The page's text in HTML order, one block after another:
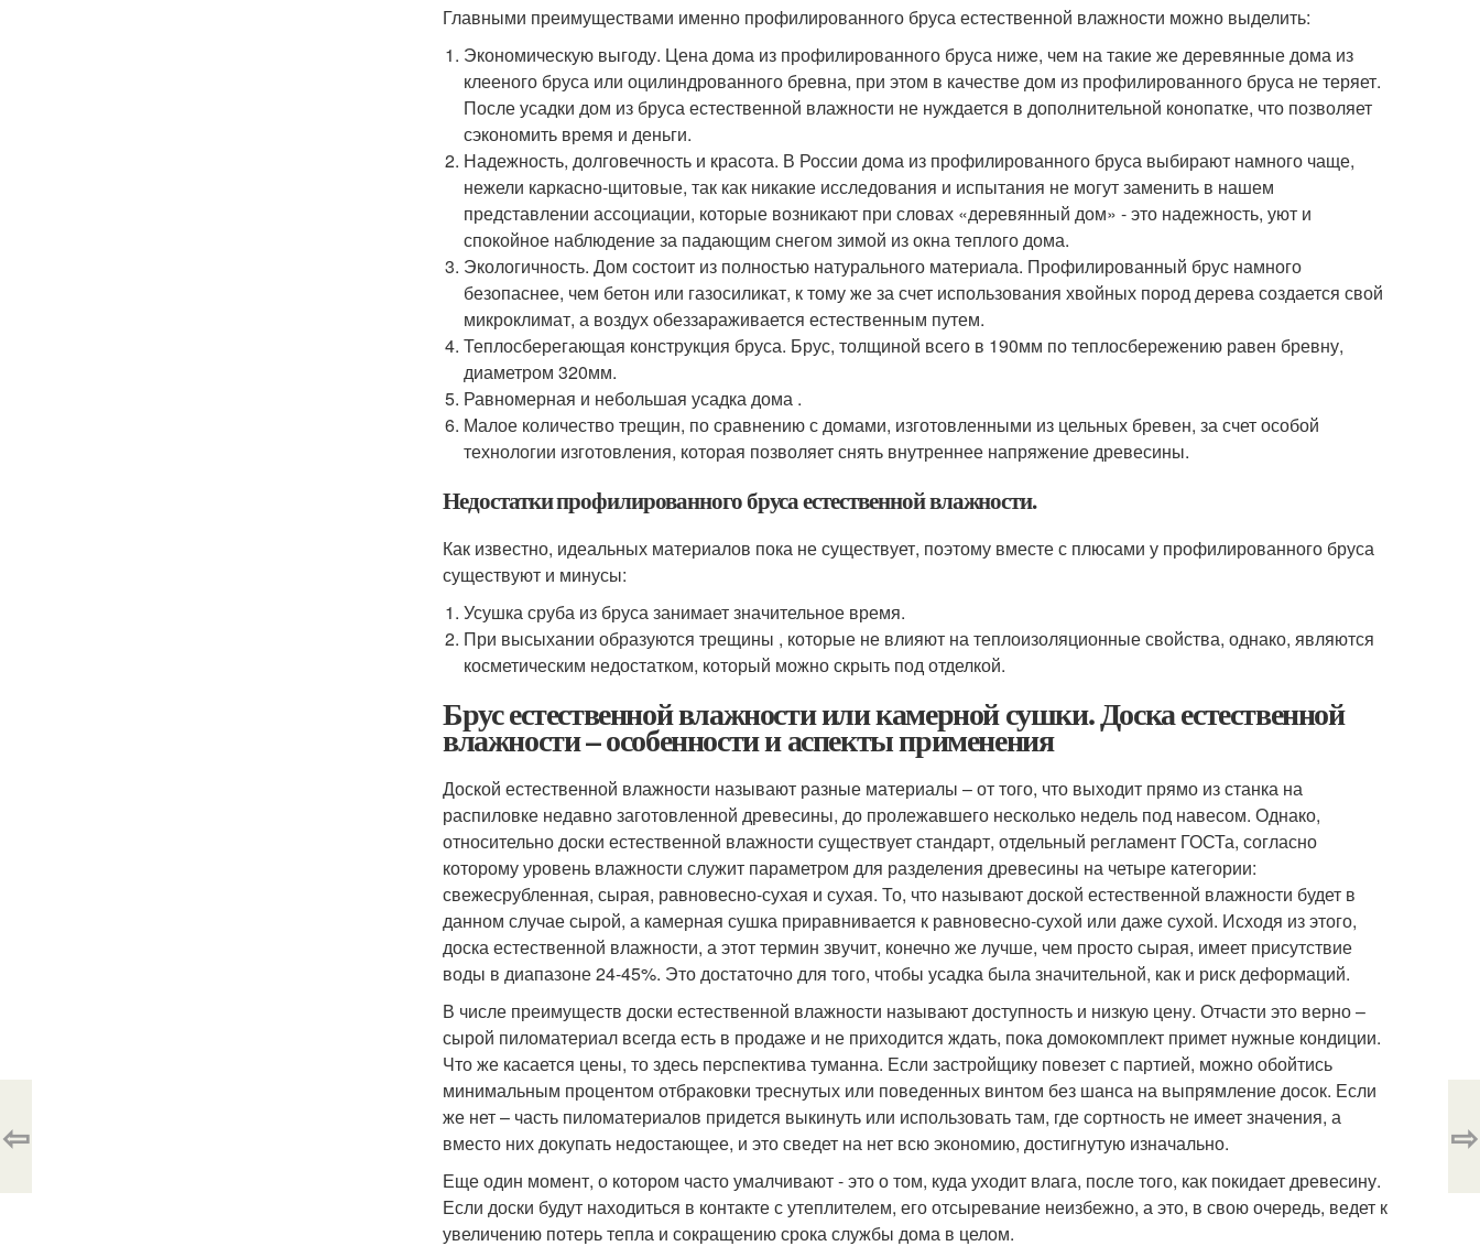
Главными преимуществами именно профилированного бруса естественной влажности можно выделить:
Экономическую выгоду. Цена дома из профилированного бруса ниже, чем на такие же деревянные дома из
клееного бруса или оцилиндрованного бревна, при этом в качестве дом из профилированного бруса не теряет.
После усадки дом из бруса естественной влажности не нуждается в дополнительной конопатке, что позволяет
сэкономить время и деньги.
Надежность, долговечность и красота. В России дома из профилированного бруса выбирают намного чаще,
нежели каркасно-щитовые, так как никакие исследования и испытания не могут заменить в нашем
представлении ассоциации, которые возникают при словах «деревянный дом» - это надежность, уют и
спокойное наблюдение за падающим снегом зимой из окна теплого дома.
Экологичность. Дом состоит из полностью натурального материала. Профилированный брус намного
безопаснее, чем бетон или газосиликат, к тому же за счет использования хвойных пород дерева создается свой
микроклимат, а воздух обеззараживается естественным путем.
Теплосберегающая конструкция бруса. Брус, толщиной всего в 190мм по теплосбережению равен бревну,
диаметром 320мм.
Равномерная и небольшая усадка дома .
Малое количество трещин, по сравнению с домами, изготовленными из цельных бревен, за счет особой
технологии изготовления, которая позволяет снять внутреннее напряжение древесины.
Недостатки профилированного бруса естественной влажности.
Как известно, идеальных материалов пока не существует, поэтому вместе с плюсами у профилированного бруса
существуют и минусы:
Усушка сруба из бруса занимает значительное время.
При высыхании образуются трещины , которые не влияют на теплоизоляционные свойства, однако, являются
косметическим недостатком, который можно скрыть под отделкой.
Брус естественной влажности или камерной сушки. Доска естественной
влажности – особенности и аспекты применения
Доской естественной влажности называют разные материалы – от того, что выходит прямо из станка на
распиловке недавно заготовленной древесины, до пролежавшего несколько недель под навесом. Однако,
относительно доски естественной влажности существует стандарт, отдельный регламент ГОСТа, согласно
которому уровень влажности служит параметром для разделения древесины на четыре категории:
свежесрубленная, сырая, равновесно-сухая и сухая. То, что называют доской естественной влажности будет в
данном случае сырой, а камерная сушка приравнивается к равновесно-сухой или даже сухой. Исходя из этого,
доска естественной влажности, а этот термин звучит, конечно же лучше, чем просто сырая, имеет присутствие
воды в диапазоне 24-45%. Это достаточно для того, чтобы усадка была значительной, как и риск деформаций.
В числе преимуществ доски естественной влажности называют доступность и низкую цену. Отчасти это верно –
сырой пиломатериал всегда есть в продаже и не приходится ждать, пока домокомплект примет нужные кондиции.
Что же касается цены, то здесь перспектива туманна. Если застройщику повезет с партией, можно обойтись
минимальным процентом отбраковки треснутых или поведенных винтом без шанса на выпрямление досок. Если
же нет – часть пиломатериалов придется выкинуть или использовать там, где сортность не имеет значения, а
вместо них докупать недостающее, и это сведет на нет всю экономию, достигнутую изначально.
Еще один момент, о котором часто умалчивают - это о том, куда уходит влага, после того, как покидает древесину.
Если доски будут находиться в контакте с утеплителем, его отсыревание неизбежно, а это, в свою очередь, ведет к
увеличению потерь тепла и сокращению срока службы дома в целом.
⇦ ⇨